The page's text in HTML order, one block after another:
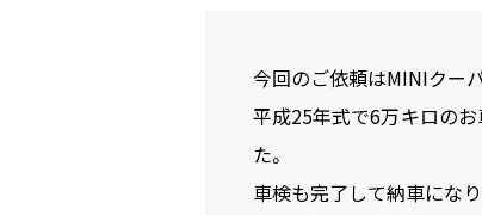
今回のご依頼はMINIクー
平成25年式で6万キロの
た。
車検も完了して納車になり